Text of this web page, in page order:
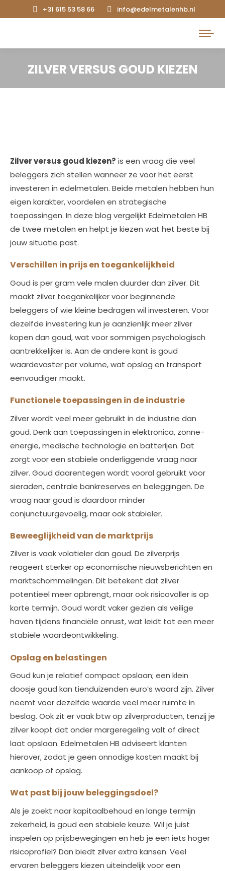
+31 615 53 58 66 info@edelmetalenhb.nl
Search:
ZILVER VERSUS GOUD KIEZEN
Zilver versus goud kiezen? is een vraag die veel
beleggers zich stellen wanneer ze voor het eerst
investeren in edelmetalen. Beide metalen hebben hun
eigen karakter, voordelen en strategische
toepassingen. In deze blog vergelijkt Edelmetalen HB
de twee metalen en helpt je kiezen wat het beste bij
jouw situatie past.
Verschillen in prijs en toegankelijkheid
Goud is per gram vele malen duurder dan zilver. Dit
maakt zilver toegankelijker voor beginnende
beleggers of wie kleine bedragen wil investeren. Voor
dezelfde investering kun je aanzienlijk meer zilver
kopen dan goud, wat voor sommigen psychologisch
aantrekkelijker is. Aan de andere kant is goud
waardevaster per volume, wat opslag en transport
eenvoudiger maakt.
Functionele toepassingen in de industrie
Zilver wordt veel meer gebruikt in de industrie dan
goud. Denk aan toepassingen in elektronica, zonne-
energie, medische technologie en batterijen. Dat
zorgt voor een stabiele onderliggende vraag naar
zilver. Goud daarentegen wordt vooral gebruikt voor
sieraden, centrale bankreserves en beleggingen. De
vraag naar goud is daardoor minder
conjunctuurgevoelig, maar ook stabieler.
Beweeglijkheid van de marktprijs
Zilver is vaak volatieler dan goud. De zilverprijs
reageert sterker op economische nieuwsberichten en
marktschommelingen. Dit betekent dat zilver
potentieel meer opbrengt, maar ook risicovoller is op
korte termijn. Goud wordt vaker gezien als veilige
haven tijdens financiële onrust, wat leidt tot een meer
stabiele waardeontwikkeling.
Opslag en belastingen
Goud kun je relatief compact opslaan; een klein
doosje goud kan tienduizenden euro’s waard zijn. Zilver
neemt voor dezelfde waarde veel meer ruimte in
beslag. Ook zit er vaak btw op zilverproducten, tenzij je
zilver koopt dat onder margeregeling valt of direct
laat opslaan. Edelmetalen HB adviseert klanten
hierover, zodat je geen onnodige kosten maakt bij
aankoop of opslag.
Wat past bij jouw beleggingsdoel?
Als je zoekt naar kapitaalbehoud en lange termijn
zekerheid, is goud een stabiele keuze. Wil je juist
inspelen op prijsbewegingen en heb je een iets hoger
risicoprofiel? Dan biedt zilver extra kansen. Veel
ervaren beleggers kiezen uiteindelijk voor een